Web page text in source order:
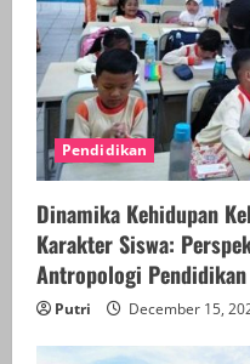
Pendidikan
Dinamika Kehidupan
Karakter Siswa:
Antropologi Pendidikan
Putri December 15,